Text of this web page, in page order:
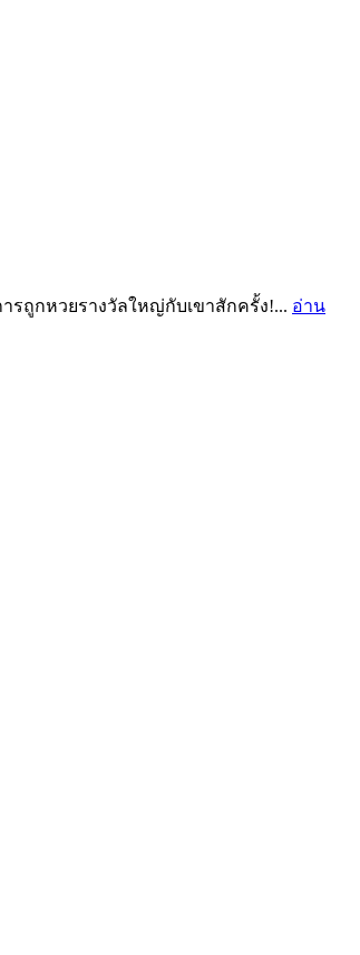
รถูกหวยรางวัลใหญ่กับเขาสักครั้ง!... อ่าน